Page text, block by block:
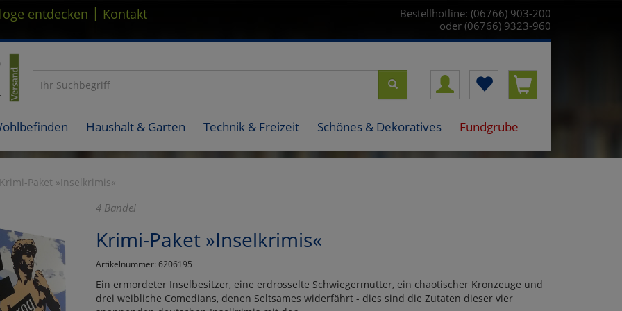
entdecken | Kontakt
Bestellhotline: (06766) 903-200
oder (06766) 9323-960
Haushalt & Garten Technik & Freizeit Schönes & Dekoratives Fundgrube
Krimi-Paket »Inselkrimis«
4 Bände!
Krimi-Paket »Inselkrimis«
Artikelnummer: 6206195
Ein ermordeter Inselbesitzer, eine erdrosselte Schwiegermutter, ein chaotischer Kronzeuge und
drei weibliche Comedians, denen Seltsames widerfährt - dies sind die Zutaten dieser vier